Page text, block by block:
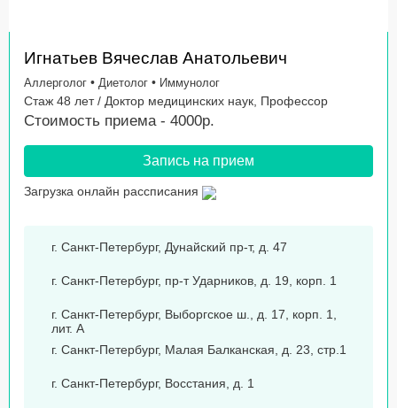
Игнатьев Вячеслав Анатольевич
Аллерголог • Диетолог • Иммунолог
Стаж 48 лет / Доктор медицинских наук, Профессор
Стоимость приема - 4000р.
Запись на прием
Загрузка онлайн рассписания
г. Санкт-Петербург, Дунайский пр-т, д. 47
г. Санкт-Петербург, пр-т Ударников, д. 19, корп. 1
г. Санкт-Петербург, Выборгское ш., д. 17, корп. 1,
лит. А
г. Санкт-Петербург, Малая Балканская, д. 23, стр.1
г. Санкт-Петербург, Восстания, д. 1